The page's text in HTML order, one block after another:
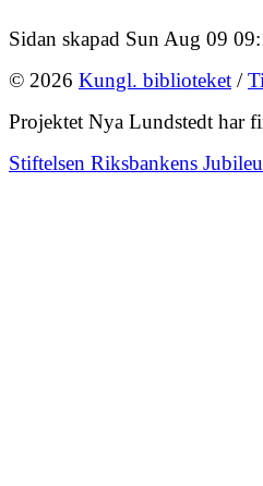
Sidan skapad Sun Aug 09
© 2026 Kungl. biblioteket /
Projektet Nya Lundstedt har
Stiftelsen Riksbankens